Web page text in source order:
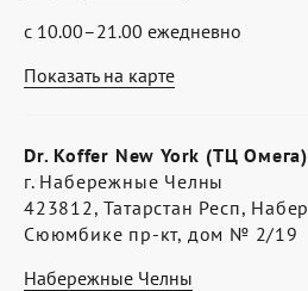
Показать на карте
с 10.00–21.00 ежедневно
Dr. Koffer New York (ТЦ Омега)
г. Набережные Челны
423812, Татарстан Респ,
Сююмбике пр-кт, дом № 2/19
Набережные Челны